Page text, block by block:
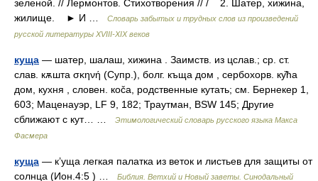
зеленой. // Лермонтов. Стихотворения // / 2. Шатер, хижина,
жилище. ► И …
Словарь забытых и трудных слов из произведений
русской литературы ХVIII-ХIХ веков
куща — шатер, шалаш, хижина . Заимств. из цслав.; ср. ст.
слав. кѫшта σκηνή (Супр.), болг. къща дом , сербохорв. ку̏ħа
дом, кухня , словен. коčа, родственные кутать; см. Бернекер 1,
603; Маценауэр, LF 9, 182; Траутман, ВSW 145; Другие
сближают с кут… …
Этимологический словарь русского языка Макса
Фасмера
куща — к’уща легкая палатка из веток и листьев для защиты от
солнца (Ион.4:5 ) …
Библия. Ветхий и Новый заветы. Синодальный